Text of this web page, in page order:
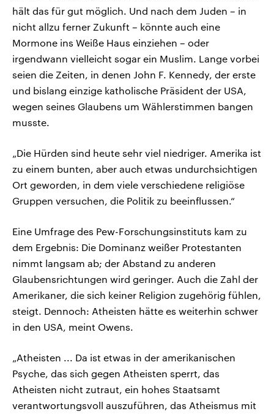
hält das für gut möglich. Und nach dem Juden – in
nicht allzu ferner Zukunft – könnte auch eine
Mormone ins Weiße Haus einziehen – oder
irgendwann vielleicht sogar ein Muslim. Lange vorbei
seien die Zeiten, in denen John F. Kennedy, der erste
und bislang einzige katholische Präsident der USA,
wegen seines Glaubens um Wählerstimmen bangen
musste.
„Die Hürden sind heute sehr viel niedriger. Amerika ist
zu einem bunten, aber auch etwas undurchsichtigen
Ort geworden, in dem viele verschiedene religiöse
Gruppen versuchen, die Politik zu beeinflussen.“
Eine Umfrage des Pew-Forschungsinstituts kam zu
dem Ergebnis: Die Dominanz weißer Protestanten
nimmt langsam ab; der Abstand zu anderen
Glaubensrichtungen wird geringer. Auch die Zahl der
Amerikaner, die sich keiner Religion zugehörig fühlen,
steigt. Dennoch: Atheisten hätte es weiterhin schwer
in den USA, meint Owens.
„Atheisten ... Da ist etwas in der amerikanischen
Psyche, das sich gegen Atheisten sperrt, das
Atheisten nicht zutraut, ein hohes Staatsamt
verantwortungsvoll auszuführen, das Atheismus mit